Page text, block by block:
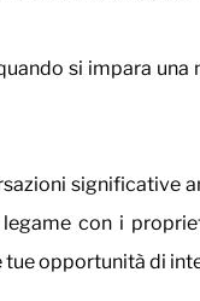
si impara
significative
con i
opportunità di